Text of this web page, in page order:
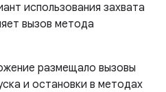
использования захвата
вызов метода
размещало вызовы
и остановки в методах